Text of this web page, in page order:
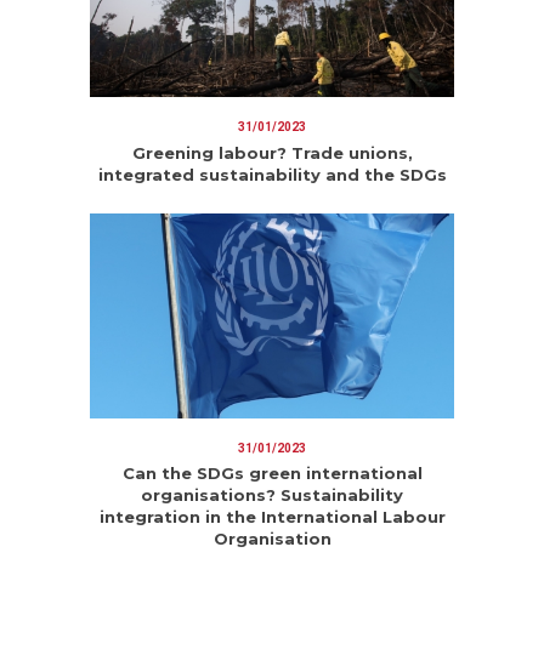
31/01/2023
Greening labour? Trade unions,
integrated sustainability and the SDGs
31/01/2023
Can the SDGs green international
organisations? Sustainability
integration in the International Labour
Organisation